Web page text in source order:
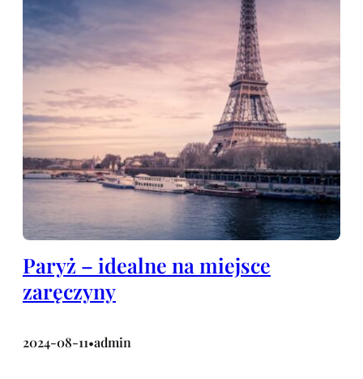
Paryż – idealne na miejsce
zaręczyny
2024-08-11•admin